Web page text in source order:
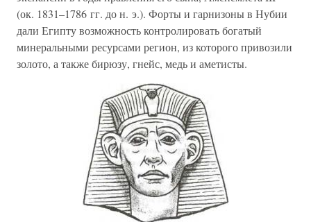
(ок. 1831–1786 гг. до н. э.). Форты и гарнизоны в Нубии
дали Египту возможность контролировать богатый
минеральными ресурсами регион, из которого привозили
золото, а также бирюзу, гнейс, медь и аметисты.